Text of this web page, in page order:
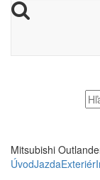
Mitsubishi
ÚvodJazdaExteriér